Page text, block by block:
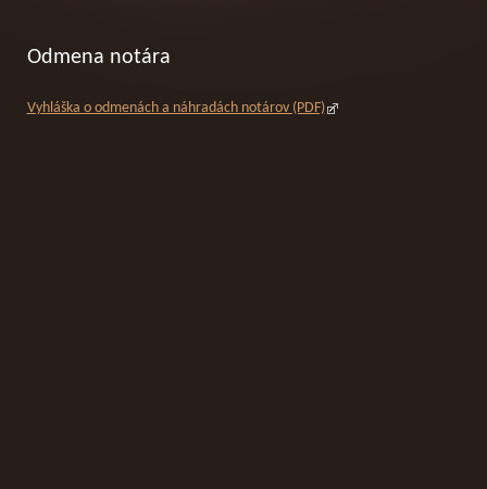
Odmena notára
Vyhláška o odmenách a náhradách notárov (PDF)